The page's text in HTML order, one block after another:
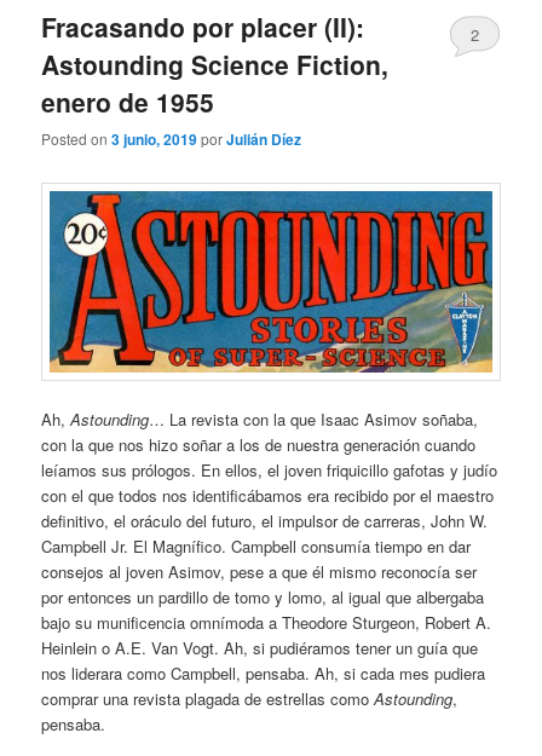
Fracasando por placer (II):
Astounding Science Fiction,
enero de 1955
Posted on3 junio, 2019porJulián Díez
2
Ah,Astounding… La revista con la que Isaac Asimov soñaba,
con la que nos hizo soñar a los de nuestra generación cuando
leíamos sus prólogos. En ellos, el joven friquicillo gafotas y judío
con el que todos nos identificábamos era recibido por el maestro
definitivo, el oráculo del futuro, el impulsor de carreras, John W.
Campbell Jr. El Magnífico. Campbell consumía tiempo en dar
consejos al joven Asimov, pese a que él mismo reconocía ser
por entonces un pardillo de tomo y lomo, al igual que albergaba
bajo su munificencia omnímoda a Theodore Sturgeon, Robert A.
Heinlein o A.E. Van Vogt. Ah, si pudiéramos tener un guía que
nos liderara como Campbell, pensaba. Ah, si cada mes pudiera
comprar una revista plagada de estrellas comoAstounding,
pensaba.